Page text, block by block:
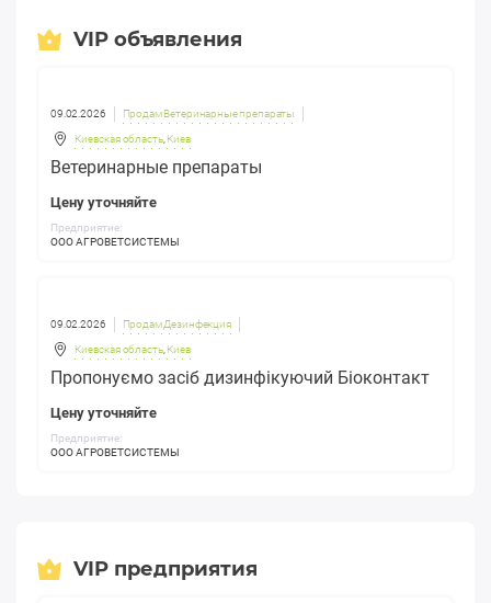
VIP объявления
09.02.2026 Продам Ветеринарные препараты
Киевская область, Киев
Ветеринарные препараты
Цену уточняйте
Предприятие:
ООО АГРОВЕТСИСТЕМЫ
09.02.2026 Продам Дезинфекция
Киевская область, Киев
Пропонуємо засіб дизинфікуючий Біоконтакт
Цену уточняйте
Предприятие:
ООО АГРОВЕТСИСТЕМЫ
VIP предприятия